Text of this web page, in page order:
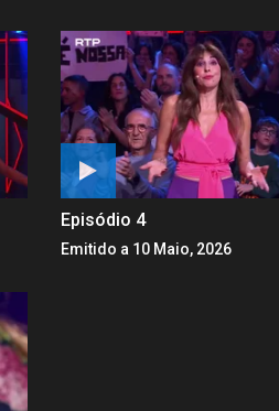
Episódio 4
Emitido a 10 Maio, 2026